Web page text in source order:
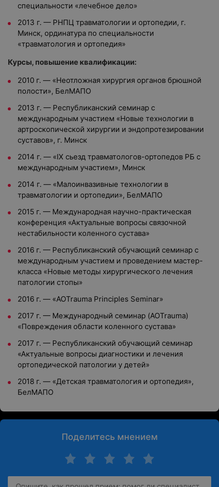
специальности «лечебное дело»
2013 г. — РНПЦ травматологии и ортопедии, г.
Минск, ординатура по специальности
«травматология и ортопедия»
Курсы, повышение квалификации:
2010 г. — «Неотложная хирургия органов брюшной
полости», БелМАПО
2013 г. — Республиканский семинар с
международным участием «Новые технологии в
артроскопической хирургии и эндопротезировании
суставов», г. Минск
2014 г. — «IX сьезд травматологов-ортопедов РБ с
международным участием», Минск
2014 г. — «Малоинвазивные технологии в
травматологии и ортопедии», БелМАПО
2015 г. — Международная научно-практическая
конференция «Актуальные вопросы связочной
нестабильности коленного сустава»
2016 г. — Республиканский обучающий семинар с
международным участием и проведением мастер-
класса «Новые методы хирургического лечения
патологии стопы»
2016 г. — «AOTrauma Principles Seminar»
2017 г. — Международный семинар (AOTrauma)
«Повреждения области коленного сустава»
2017 г. — Республиканский обучающий семинар
«Актуальные вопросы диагностики и лечения
ортопедической патологии у детей»
2018 г. — «Детская травматология и ортопедия»,
БелМАПО
Поделитесь мнением